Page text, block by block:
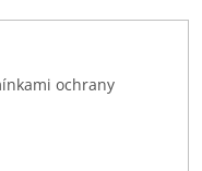
ochrany